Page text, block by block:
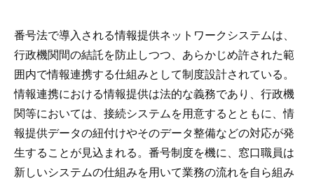
番号法で導入される情報提供ネットワークシステムは、
行政機関間の結託を防止しつつ、あらかじめ許された範
囲内で情報連携する仕組みとして制度設計されている。
情報連携における情報提供は法的な義務であり、行政機
関等においては、接続システムを用意するとともに、情
報提供データの紐付けやそのデータ整備などの対応が発
生することが見込まれる。番号制度を機に、窓口職員は
新しいシステムの仕組みを用いて業務の流れを自ら組み